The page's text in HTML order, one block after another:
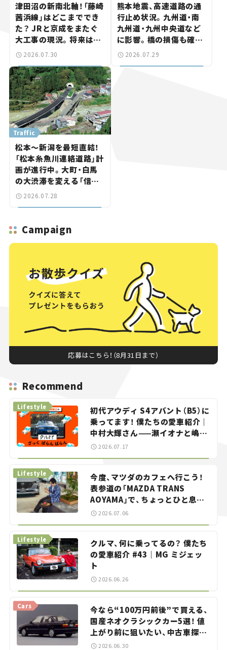
津田沼の新南北軸！「藤崎
茜浜線」はどこまででき
た？ JRと京成をまたぐ
大工事の現況。将来は
「習志野～鎌ケ谷」を最短
計画】
2026.07.30
熊本地震、高速道路の通
行止め状況。九州道・南
九州道・九州中央道など
に影響。橋の損傷も確認
【道路のニュース】
2026.07.29
Traffic
松本～新潟を最短直結！
「松本糸魚川連絡道路」計
画が進行中。大町・白馬
の大渋滞を変える「信号
ゼロ」バイパスも事業化
2026.07.28
Campaign
応募はこちら！（8月31日まで）
Recommend
初代アウディ S4アバント（B5）に
乗ってます！ 僕たちの愛車紹介｜
中村大輝さん——瀬イオナと嶋田
智之の「クルマでざっくばらんば
Lifestyle
2026.07.17
今度、マツダのカフェへ行こう！
表参道の「MAZDA TRANS
AOYAMA」で、ちょっとひと息。
——連載｜CCGとクルマでどうす
Lifestyle
2026.07.06
クルマ、何に乗ってるの？ 僕たち
の愛車紹介 #43｜MG ミジェッ
ト
Lifestyle
2026.06.26
今なら“100万円前後”で買える、
国産ネオクラシックカー5選！ 値
上がり前に狙いたい、中古車探し
をお手伝い――ちょっとイケてるマ
Cars
2026.06.30